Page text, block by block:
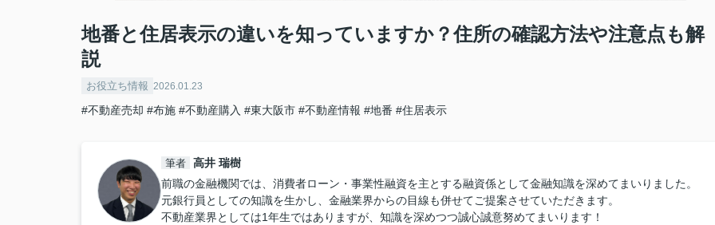
地番と住居表示の違いを知っていますか？住所の確認方法や注意点も解
説
お役立ち情報 2026.01.23
#不動産売却 #布施 #不動産購入 #東大阪市 #不動産情報 #地番 #住居表示
筆者 高井 瑞樹
前職の金融機関では、消費者ローン・事業性融資を主とする融資係として金融知識を深めてまいりました。
元銀行員としての知識を生かし、金融業界からの目線も併せてご提案させていただきます。
不動産業界としては1年生ではありますが、知識を深めつつ誠心誠意努めてまいります！